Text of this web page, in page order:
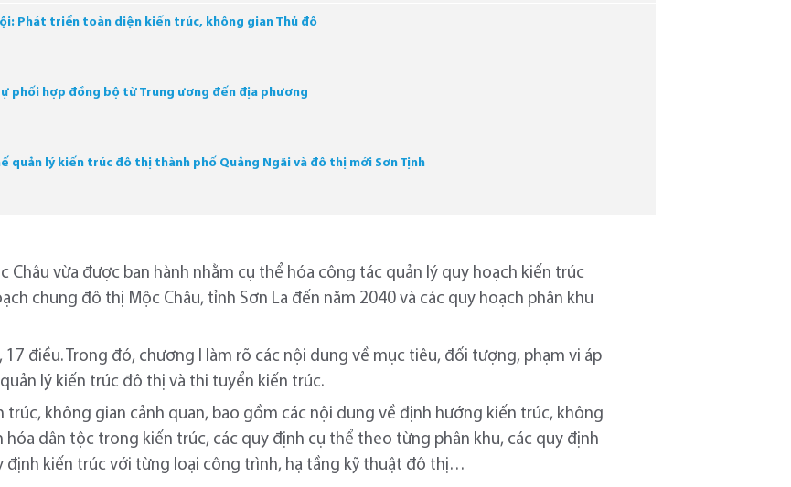
Phát triển toàn diện kiến trúc, không gian Thủ đô
phối hợp đồng bộ từ Trung ương đến địa phương
quản lý kiến trúc đô thị thành phố Quảng Ngãi và đô thị mới Sơn Tịnh
Châu vừa được ban hành nhằm cụ thể hóa công tác quản lý quy hoạch kiến trúc
chung đô thị Mộc Châu, tỉnh Sơn La đến năm 2040 và các quy hoạch phân khu
điều. Trong đó, chương I làm rõ các nội dung về mục tiêu, đối tượng, phạm vi áp
lý kiến trúc đô thị và thi tuyển kiến trúc.
trúc, không gian cảnh quan, bao gồm các nội dung về định hướng kiến trúc, không
hóa dân tộc trong kiến trúc, các quy định cụ thể theo từng phân khu, các quy định
định kiến trúc với từng loại công trình, hạ tầng kỹ thuật đô thị…